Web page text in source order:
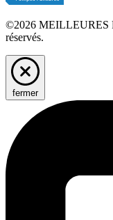
©2026 MEILLEURES
réservés.
fermer